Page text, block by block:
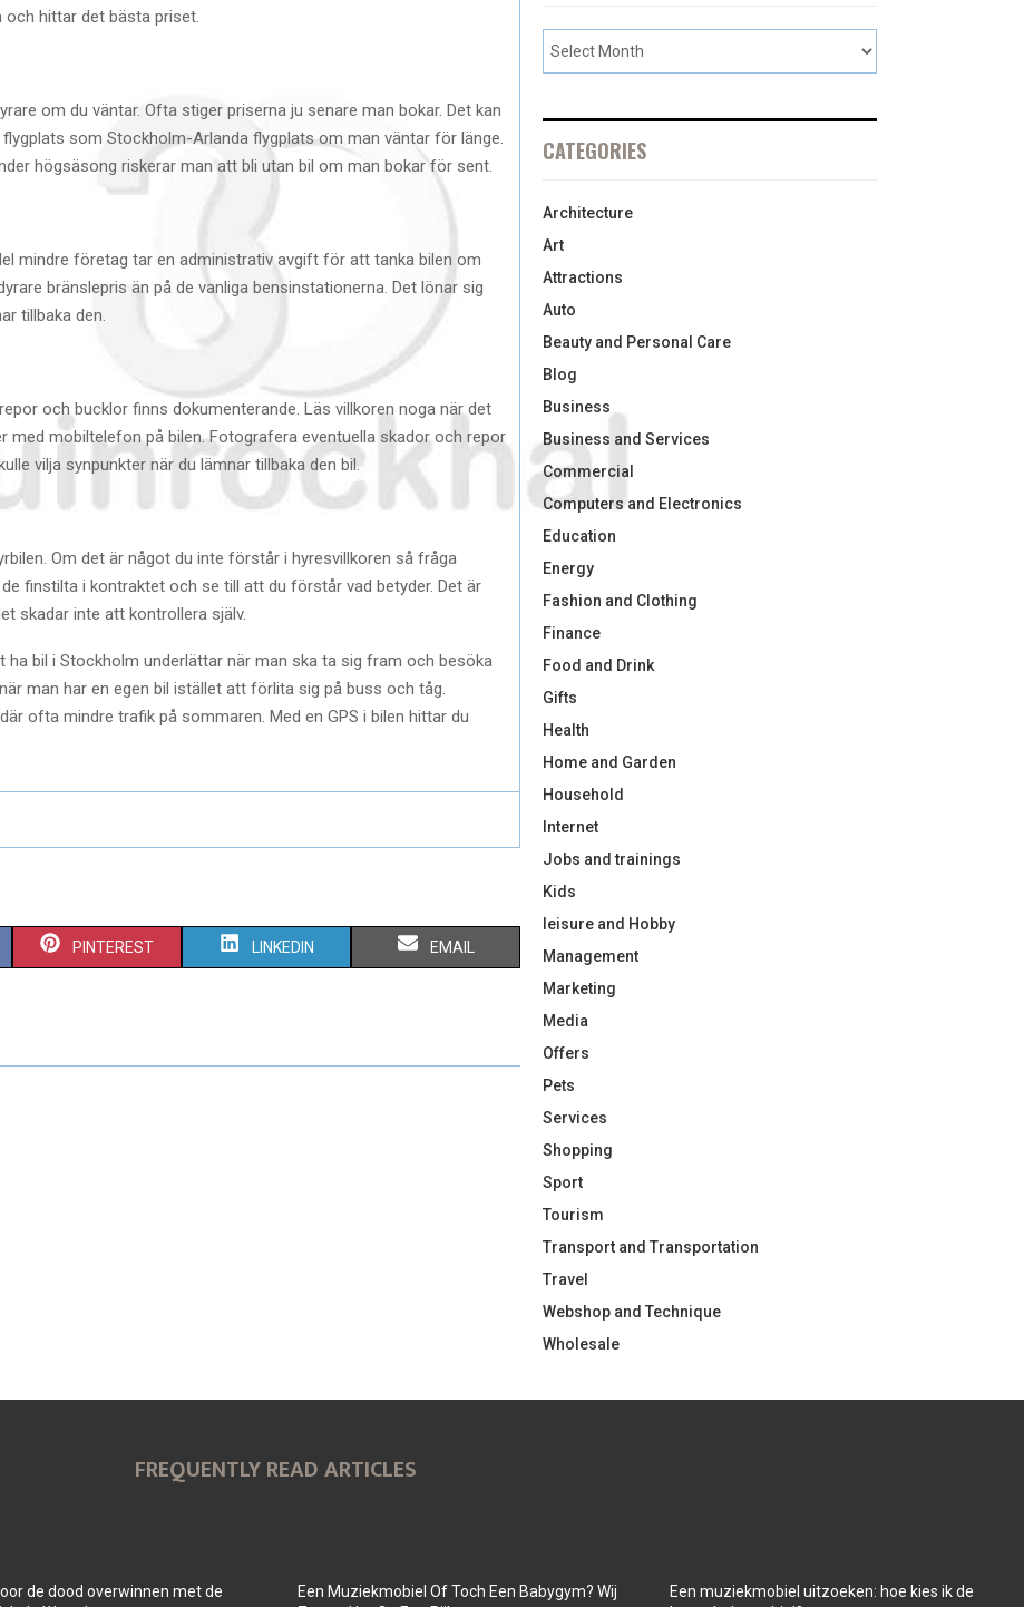
och hittar det bästa priset.
om du väntar. Ofta stiger priserna ju senare man bokar. Det kan
som Stockholm-Arlanda flygplats om man väntar för länge.
högsäsong riskerar man att bli utan bil om man bokar för sent.
mindre företag tar en administrativ avgift för att tanka bilen om
bränslepris än på de vanliga bensinstationerna. Det lönar sig
tillbaka den.
och bucklor finns dokumenterande. Läs villkoren noga när det
med mobiltelefon på bilen. Fotografera eventuella skador och repor
vilja synpunkter när du lämnar tillbaka den bil.
Om det är något du inte förstår i hyresvillkoren så fråga
finstilta i kontraktet och se till att du förstår vad betyder. Det är
skadar inte att kontrollera själv.
ha bil i Stockholm underlättar när man ska ta sig fram och besöka
man har en egen bil istället att förlita sig på buss och tåg.
ofta mindre trafik på sommaren. Med en GPS i bilen hittar du
S
R
PINTEREST S
R
LINKEDIN S
R
EMAIL
CATEGORIES
Architecture
Art
Attractions
Auto
Beauty and Personal Care
Blog
Business
Business and Services
Commercial
Computers and Electronics
Education
Energy
Fashion and Clothing
Finance
Food and Drink
Gifts
Health
Home and Garden
Household
Internet
Jobs and trainings
Kids
leisure and Hobby
Management
Marketing
Media
Offers
Pets
Services
Shopping
Sport
Tourism
Transport and Transportation
Travel
Webshop and Technique
Wholesale
FREQUENTLY READ ARTICLES
de dood overwinnen met de
Een Muziekmobiel Of Toch Een Babygym? Wij
Een muziekmobiel uitzoeken: hoe kies ik de